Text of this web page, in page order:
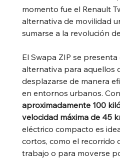
momento fue el Renault
alternativa de movilidad
sumarse a la revolución
El Swapa ZIP se
alternativa para aquellos
desplazarse de manera
en entornos urbanos. Con
aproximadamente 100
velocidad máxima de 45
eléctrico compacto es
cortos, como el recorrido
trabajo o para moverse